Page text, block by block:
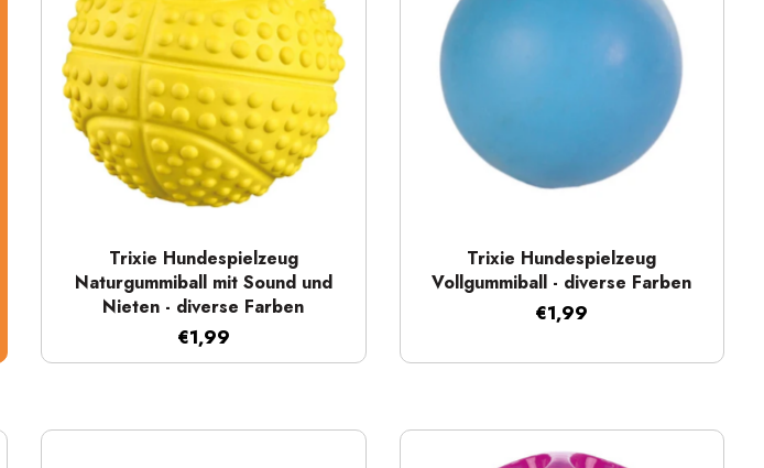
Trixie Hundespielzeug
Naturgummiball mit Sound und
Nieten - diverse Farben
€1,99
Trixie Hundespielzeug
Vollgummiball - diverse Farben
€1,99